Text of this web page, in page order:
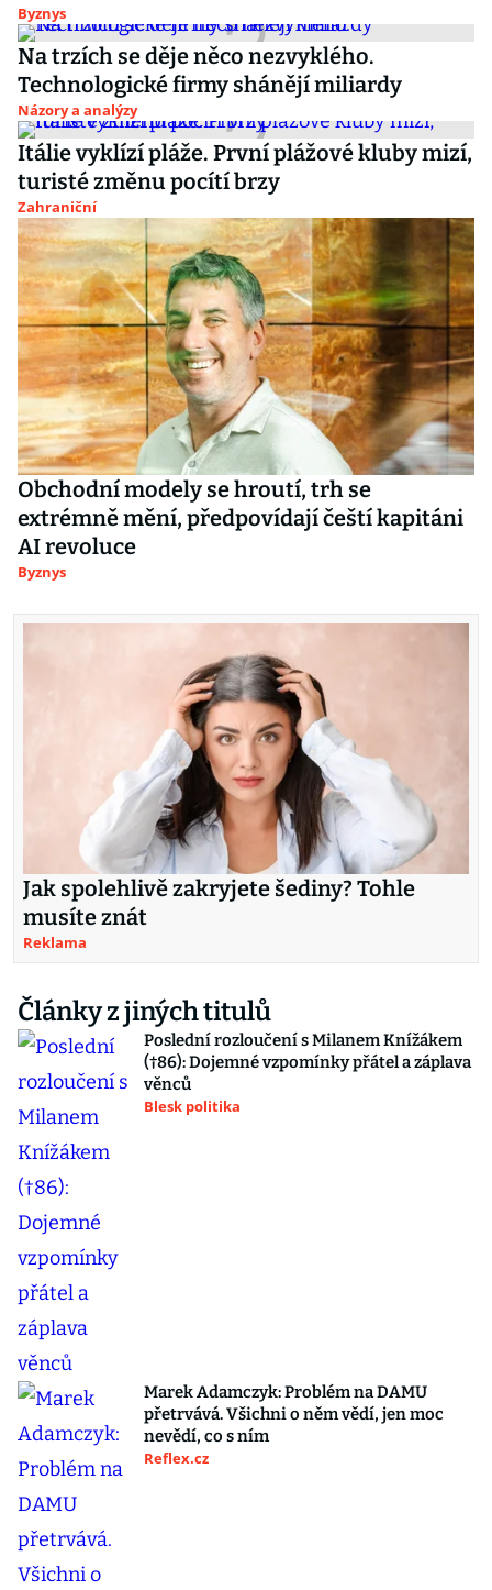
Byznys
Na trzích se děje něco nezvyklého.
Technologické firmy shánějí miliardy
Názory a analýzy
Itálie vyklízí pláže. První plážové kluby mizí,
turisté změnu pocítí brzy
Zahraniční
Obchodní modely se hroutí, trh se
extrémně mění, předpovídají čeští kapitáni
AI revoluce
Byznys
Jak spolehlivě zakryjete šediny? Tohle
musíte znát
Reklama
Články z jiných titulů
Poslední rozloučení s Milanem Knížákem
(†86): Dojemné vzpomínky přátel a záplava
věnců
Blesk politika
Marek Adamczyk: Problém na DAMU
přetrvává. Všichni o něm vědí, jen moc
nevědí, co s ním
Reflex.cz